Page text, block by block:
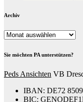
Archiv
Archiv
Sie möchten PA unterstützen?
Peds Ansichten VB
IBAN: DE72
BIC: